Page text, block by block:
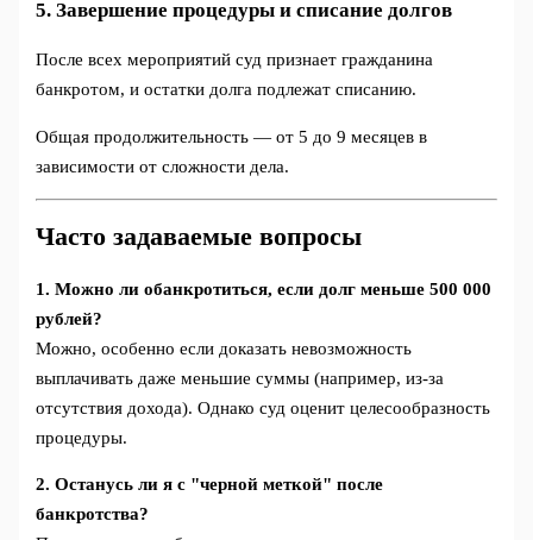
5. Завершение процедуры и списание долгов
После всех мероприятий суд признает гражданина
банкротом, и остатки долга подлежат списанию.
Общая продолжительность — от 5 до 9 месяцев в
зависимости от сложности дела.
Часто задаваемые вопросы
1. Можно ли обанкротиться, если долг меньше 500 000
рублей?
Можно, особенно если доказать невозможность
выплачивать даже меньшие суммы (например, из-за
отсутствия дохода). Однако суд оценит целесообразность
процедуры.
2. Останусь ли я с "черной меткой" после
банкротства?